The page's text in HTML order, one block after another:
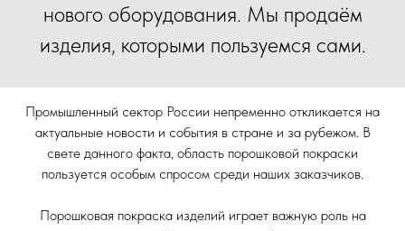
нового оборудования. Мы продаём
изделия, которыми пользуемся сами.
Промышленный сектор России непременно откликается на
актуальные новости и события в стране и за рубежом. В
свете данного факта, область порошковой покраски
пользуется особым спросом среди наших заказчиков.
Порошковая покраска изделий играет важную роль на